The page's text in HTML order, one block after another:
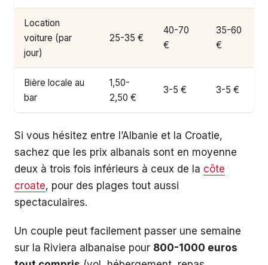
Location
voiture (par
jour)
25-35 €
40-70
€
35-60
€
Bière locale au
bar
1,50-
2,50 €
3-5 € 3-5 €
Si vous hésitez entre l’Albanie et la Croatie,
sachez que les prix albanais sont en moyenne
deux à trois fois inférieurs à ceux de la côte
croate, pour des plages tout aussi
spectaculaires.
Un couple peut facilement passer une semaine
sur la Riviera albanaise pour 800-1000 euros